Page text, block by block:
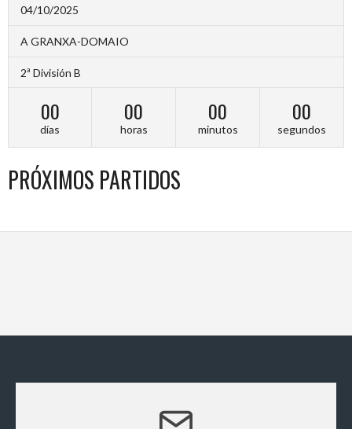
04/10/2025
A GRANXA-DOMAIO
2ª División B
00
días
00
horas
00
minutos
00
segundos
PRÓXIMOS PARTIDOS